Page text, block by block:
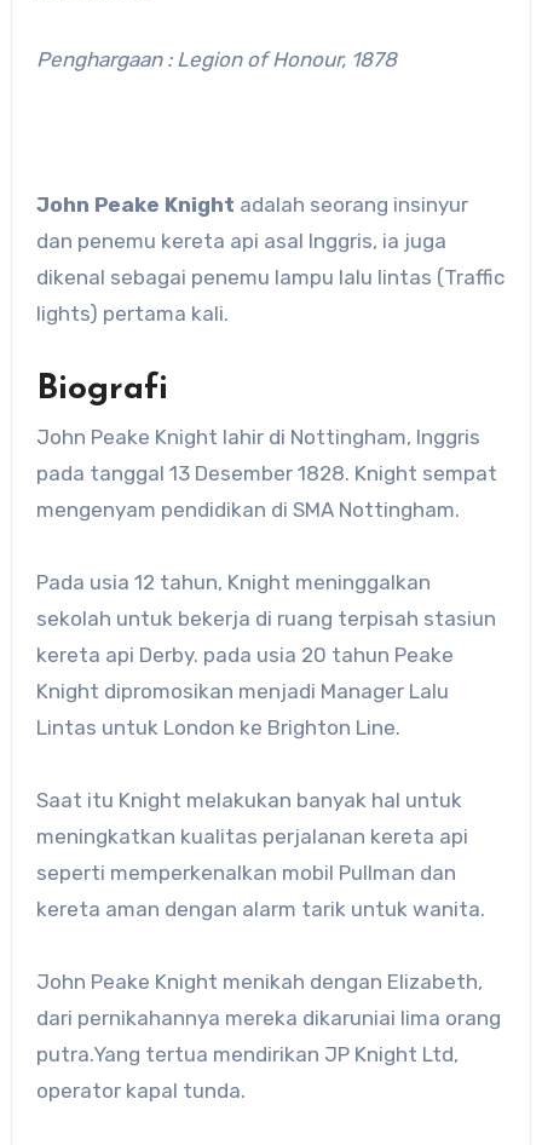
Penghargaan : Legion of Honour, 1878
John Peake Knight adalah seorang insinyur
dan penemu kereta api asal Inggris, ia juga
dikenal sebagai penemu lampu lalu lintas (Traffic
lights) pertama kali.
Biografi
John Peake Knight lahir di Nottingham, Inggris
pada tanggal 13 Desember 1828. Knight sempat
mengenyam pendidikan di SMA Nottingham.
Pada usia 12 tahun, Knight meninggalkan
sekolah untuk bekerja di ruang terpisah stasiun
kereta api Derby. pada usia 20 tahun Peake
Knight dipromosikan menjadi Manager Lalu
Lintas untuk London ke Brighton Line.
Saat itu Knight melakukan banyak hal untuk
meningkatkan kualitas perjalanan kereta api
seperti memperkenalkan mobil Pullman dan
kereta aman dengan alarm tarik untuk wanita.
John Peake Knight menikah dengan Elizabeth,
dari pernikahannya mereka dikaruniai lima orang
putra.Yang tertua mendirikan JP Knight Ltd,
operator kapal tunda.